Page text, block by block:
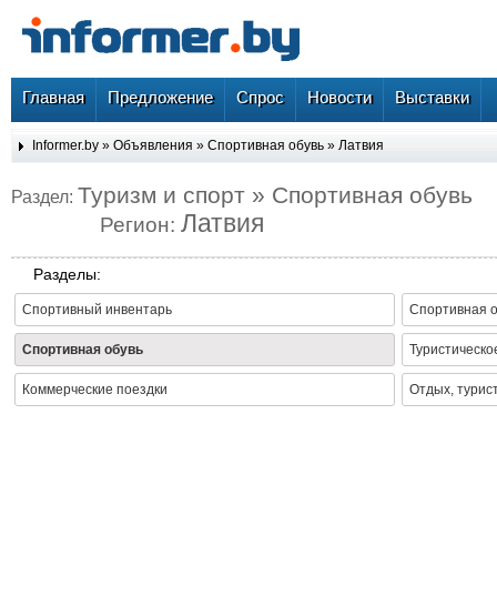
Главная Предложение Спрос Новости Выставки
Informer.by » Объявления » Спортивная обувь » Латвия
Раздел: Туризм и спорт » Спортивная обувь
Регион: Латвия
Разделы:
Спортивный инвентарь Спортивная
Спортивная обувь
Коммерческие поездки Отдых,